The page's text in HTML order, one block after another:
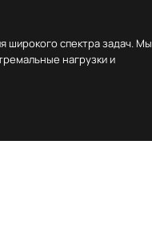
широкого спектра задач. Мы
нагрузки и